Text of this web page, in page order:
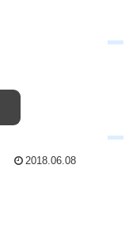
2018.06.08